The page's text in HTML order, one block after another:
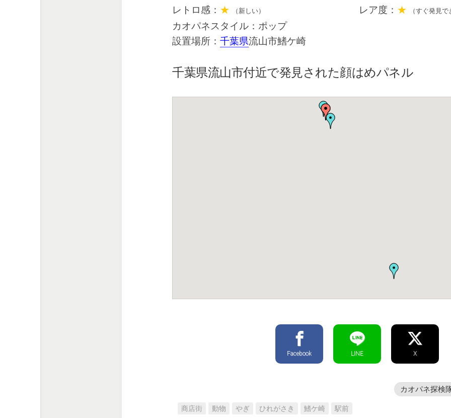
レトロ感： ★ （新しい） レア度： ★ （すぐ発見で
カオパネスタイル：ポップ
設置場所： 千葉県流山市鰭ケ崎
千葉県流山市付近で発見された顔はめパネル
Facebook LINE X
カオパネ探検
商店街 動物 やぎ ひれがさき 鰭ケ崎 駅前